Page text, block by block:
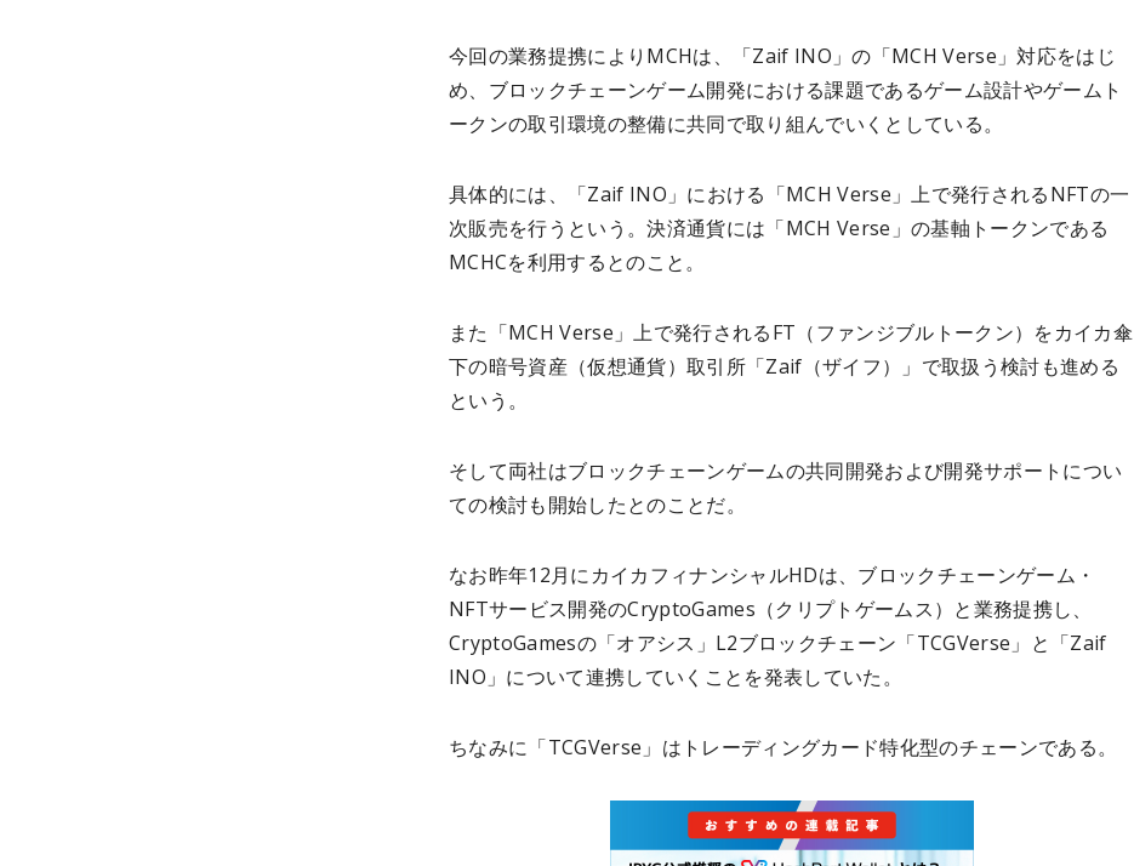
今回の業務提携によりMCHは、「Zaif INO」の「MCH Verse」対応をはじ
め、ブロックチェーンゲーム開発における課題であるゲーム設計やゲームト
ークンの取引環境の整備に共同で取り組んでいくとしている。
具体的には、「Zaif INO」における「MCH Verse」上で発行されるNFTの一
次販売を行うという。決済通貨には「MCH Verse」の基軸トークンである
MCHCを利用するとのこと。
また「MCH Verse」上で発行されるFT（ファンジブルトークン）をカイカ傘
下の暗号資産（仮想通貨）取引所「Zaif（ザイフ）」で取扱う検討も進める
という。
そして両社はブロックチェーンゲームの共同開発および開発サポートについ
ての検討も開始したとのことだ。
なお昨年12月にカイカフィナンシャルHDは、ブロックチェーンゲーム・
NFTサービス開発のCryptoGames（クリプトゲームス）と業務提携し、
CryptoGamesの「オアシス」L2ブロックチェーン「TCGVerse」と「Zaif
INO」について連携していくことを発表していた。
ちなみに「TCGVerse」はトレーディングカード特化型のチェーンである。